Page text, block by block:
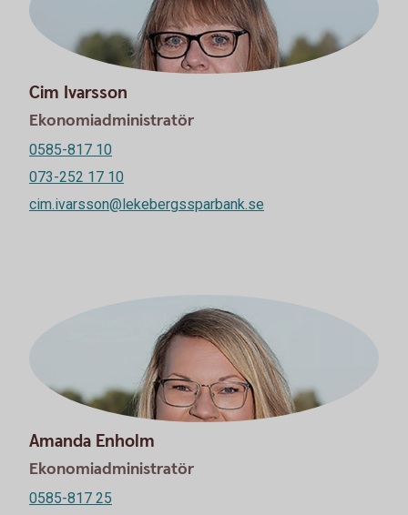
Cim Ivarsson
Ekonomiadministratör
0585-817 10
073-252 17 10
cim.ivarsson@lekebergssparbank.se
Amanda Enholm
Ekonomiadministratör
0585-817 25